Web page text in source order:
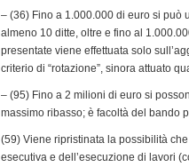
– (36) Fino a 1.000.000 di euro si può
almeno 10 ditte, oltre e fino al
presentate viene effettuata solo
criterio di “rotazione”, sinora attuato
– (95) Fino a 2 milioni di euro si
massimo ribasso; è facoltà del bando
(59) Viene ripristinata la possibilità
esecutiva e dell’esecuzione di lavori